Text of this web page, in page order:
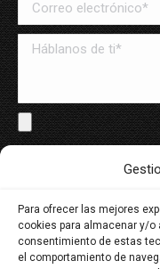
Para ofrecer las mejores
cookies para almacenar y/o
consentimiento de estas
el comportamiento de
He leído y acepto la
personales